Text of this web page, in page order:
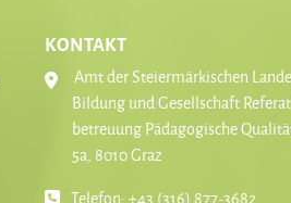
KONTAKT
Amt der Steiermärkischen
Bildung und Gesellschaft
betreuung Pädagogische
5a, 8010 Graz
Telefon: +43 (316) 877-3682